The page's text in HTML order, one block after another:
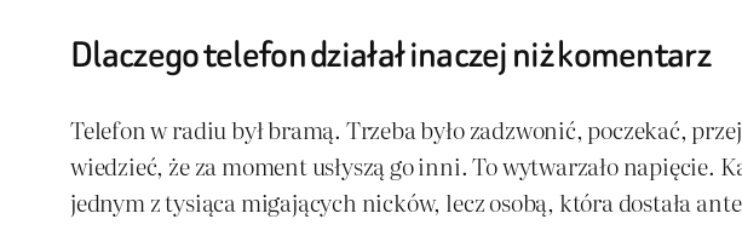
Dlaczego telefon działał inaczej niż komentarz
Telefon w radiu był bramą. Trzeba było zadzwonić, poczekać,
wiedzieć, że za moment usłyszą go inni. To wytwarzało napięcie.
jednym z tysiąca migających nicków, lecz osobą, która dostała